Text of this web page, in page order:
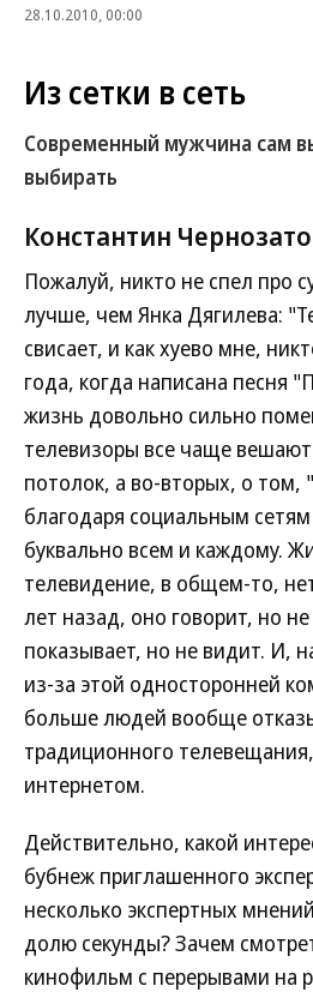
28.10.2010, 00:00
Из сетки в сеть
Современный мужчина сам
выбирать
Константин
Пожалуй, никто не спел про
лучше, чем Янка Дягилева:
свисает, и как хуево мне,
года, когда написана песня
жизнь довольно сильно
телевизоры все чаще вешают
потолок, а во-вторых, о том,
благодаря социальным
буквально всем и каждому.
телевидение, в общем-то,
лет назад, оно говорит, но
показывает, но не видит. И,
из-за этой односторонней
больше людей вообще
традиционного
интернетом.
Действительно, какой
бубнеж приглашенного
несколько экспертных
долю секунды? Зачем
кинофильм с перерывами на